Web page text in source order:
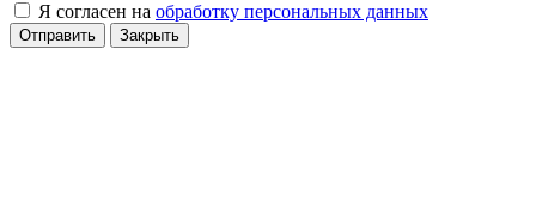
Я согласен на обработку персональных данных
Отправить Закрыть